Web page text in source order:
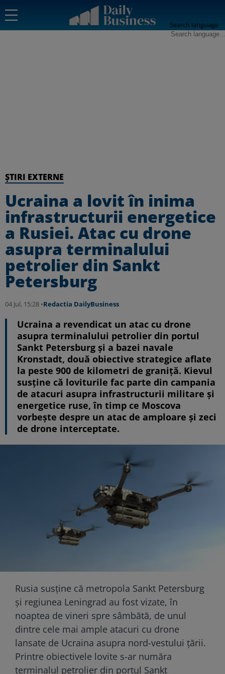
Search language
ȘTIRI EXTERNE
Ucraina a lovit în inima
infrastructurii energetice
a Rusiei. Atac cu drone
asupra terminalului
petrolier din Sankt
Petersburg
04 Jul, 15:28 •Redactia DailyBusiness
Ucraina a revendicat un atac cu drone
asupra terminalului petrolier din portul
Sankt Petersburg și a bazei navale
Kronstadt, două obiective strategice aflate
la peste 900 de kilometri de graniță. Kievul
susține că loviturile fac parte din campania
de atacuri asupra infrastructurii militare și
energetice ruse, în timp ce Moscova
vorbește despre un atac de amploare și zeci
de drone interceptate.
Rusia susține că metropola Sankt Petersburg
și regiunea Leningrad au fost vizate, în
noaptea de vineri spre sâmbătă, de unul
dintre cele mai ample atacuri cu drone
lansate de Ucraina asupra nord-vestului țării.
Printre obiectivele lovite s-ar număra
terminalul petrolier din portul Sankt